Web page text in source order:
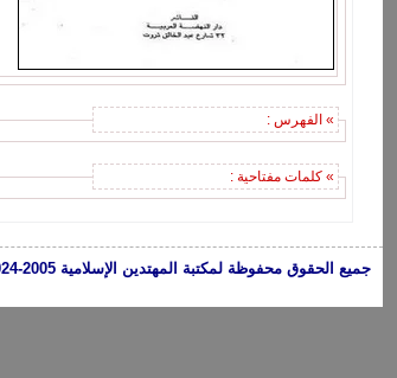
» الفهرس :
» كلمات مفتاحية :
جميع الحقوق محفوظة لمكتبة المهتدين الإسلامية 2005-2024 | الكتب تعبر عن رأي اصحابها فقط.